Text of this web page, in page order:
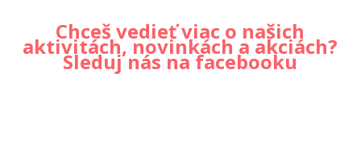
Chceš vedieť viac o našich
aktivitách, novinkách a akciách?
Sleduj nás na facebooku